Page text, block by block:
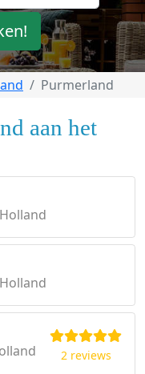
Purmerland
aan het
2 reviews